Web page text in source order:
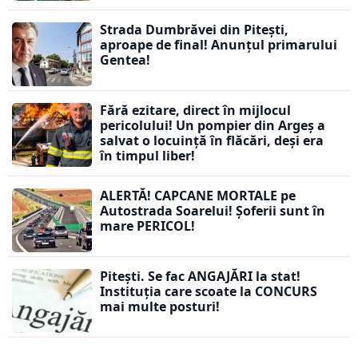
Strada Dumbrăvei din Pitești,
aproape de final! Anunțul primarului
Gentea!
Fără ezitare, direct în mijlocul
pericolului! Un pompier din Argeș a
salvat o locuință în flăcări, deși era
în timpul liber!
ALERTĂ! CAPCANE MORTALE pe
Autostrada Soarelui! Șoferii sunt în
mare PERICOL!
Pitești. Se fac ANGAJĂRI la stat!
Instituția care scoate la CONCURS
mai multe posturi!